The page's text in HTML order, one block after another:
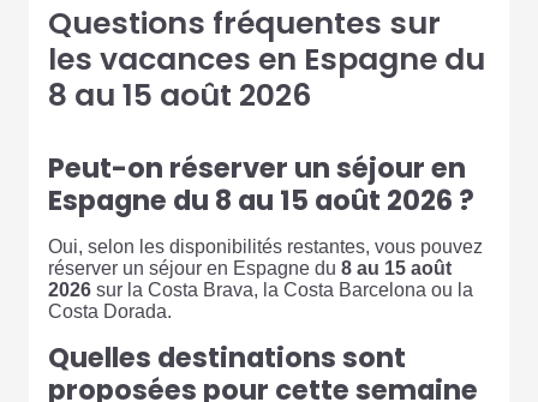
Questions fréquentes sur
les vacances en Espagne du
8 au 15 août 2026
Peut-on réserver un séjour en
Espagne du 8 au 15 août 2026 ?
Oui, selon les disponibilités restantes, vous pouvez
réserver un séjour en Espagne du 8 au 15 août
2026 sur la Costa Brava, la Costa Barcelona ou la
Costa Dorada.
Quelles destinations sont
proposées pour cette semaine